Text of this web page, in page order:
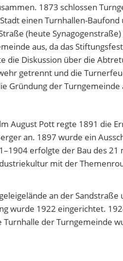
1873 schlossen
einen Turnhallen-
(heute
aus, da das
Diskussion über die
getrennt und die
Gründung der
August Pott regte 1891 die
an. 1897 wurde ein
erfolgte der Bau des
mit der
an der
wurde 1922 eingerichtet.
der Turngemeinde